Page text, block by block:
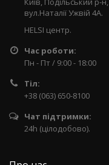
вул.Наталії Ужвій 4А.
HELSI центр.
Час роботи:
Пн - Пт / 9:00 - 18:00
Тіл:
+38 (063) 650-8100
Чат підтримки:
24h (цілодобово).